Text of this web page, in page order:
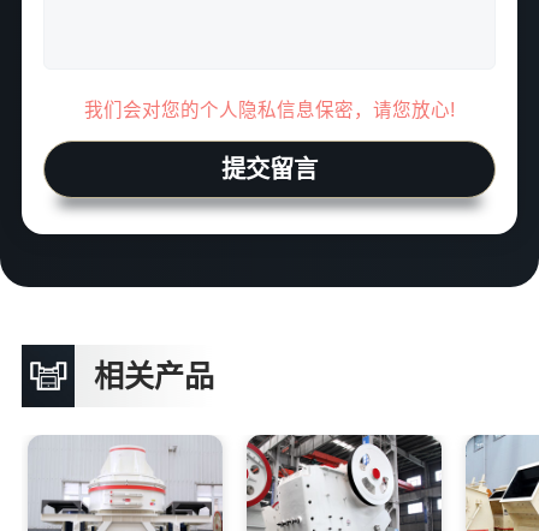
我们会对您的个人隐私信息保密，请您放心!
提交留言
相关产品